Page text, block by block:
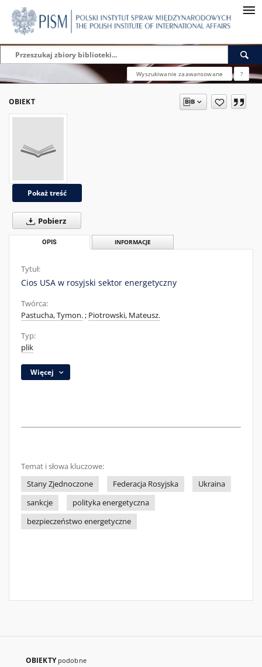
Wyszukiwanie zaawansowane ?
OBIEKT
Pokaż treść
Pobierz
OPIS INFORMACJE
Tytuł:
Cios USA w rosyjski sektor energetyczny
Twórca:
Pastucha, Tymon.; Piotrowski, Mateusz.
Typ:
plik
Więcej
Temat i słowa kluczowe:
Stany Zjednoczone
Federacja Rosyjska
Ukraina
sankcje
polityka energetyczna
bezpieczeństwo energetyczne
OBIEKTY podobne